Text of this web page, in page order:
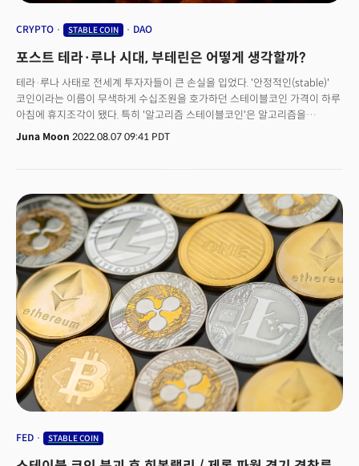
CRYPTO STABLE COIN DAO
포스트 테라·루나 시대, 부테린은 어떻게 생각할까?
테라·루나 사태로 전세계 투자자들이 큰 손실을 입었다. '안정적인(stable)'
코인이라는 이름이 무색하게 수십조원을 호가하던 스테이블코인 가격이 하루
아침에 휴지조각이 됐다. 특히 '알고리즘 스테이블코인'은 알고리즘을
내세우며 안정성을 담보했지만 시장의 작은 충격에도 가차없이 흔들리는
진행으로 닉 쿤겔 메이커다오, 조시 프레이저 오리진 프로토콜 공동창립자,
마렉 올셰브스키 셀로 공동창립자, 딘 트리블 아고릭 CEO가 참석해
스테이블코인의 미래를 논했다.
Juna Moon 2022.08.07 09:41 PDT
FED STABLE COIN